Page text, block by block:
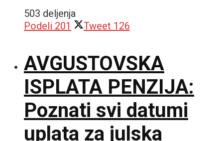
503 deljenja
Podeli 201 Tweet 126
AVGUSTOVSKA
ISPLATA PENZIJA:
Poznati svi datumi
uplata za julska